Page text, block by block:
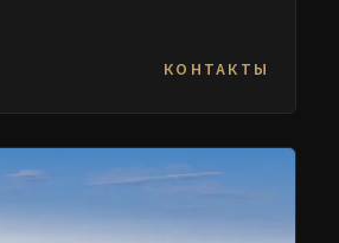
КОНТАКТЫ